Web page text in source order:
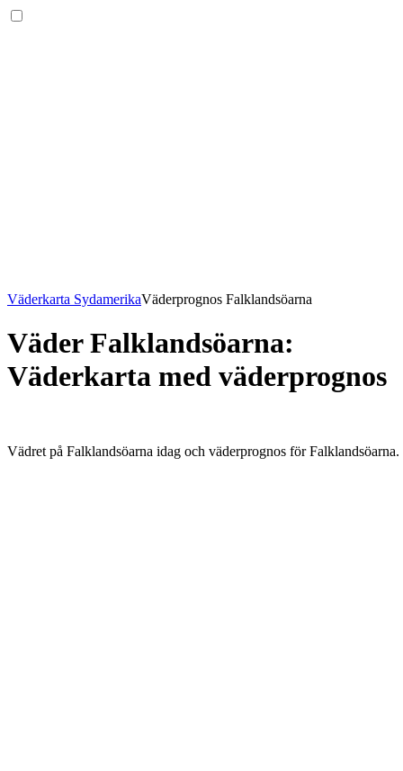
Väderkarta SydamerikaVäderprognos Falklandsöarna
Väder Falklandsöarna:
Väderkarta med väderprognos
Vädret på Falklandsöarna idag och väderprognos för Falklandsöarna.